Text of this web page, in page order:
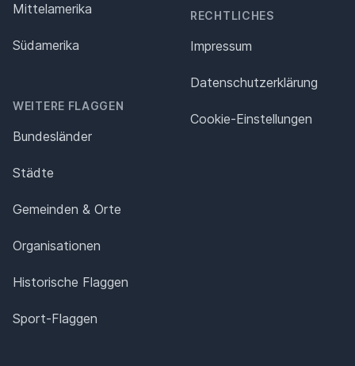
Mittelamerika
Südamerika
WEITERE FLAGGEN
Bundesländer
Städte
Gemeinden & Orte
Organisationen
Historische Flaggen
Sport-Flaggen
RECHTLICHES
Impressum
Datenschutz­erklärung
Cookie-Einstellungen